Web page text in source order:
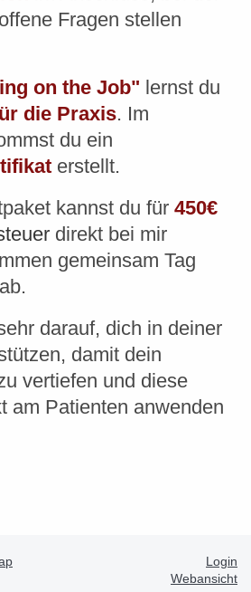
Fragen stellen
on the Job" lernst du
die Praxis. Im
du ein
erstellt.
kannst du für 450€
direkt bei mir
gemeinsam Tag
darauf, dich in deiner
damit dein
vertiefen und diese
am Patienten anwenden
Login
Webansicht